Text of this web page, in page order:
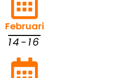
Februari
14-16